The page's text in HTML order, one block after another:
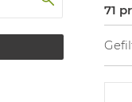
71